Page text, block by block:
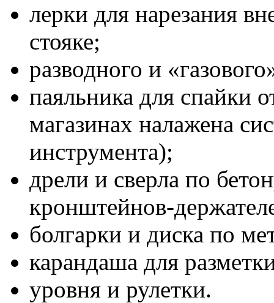
лерки для нарезания
стояке;
разводного и
паяльника для спайки
магазинах налажена
инструмента);
дрели и сверла по
кронштейнов-
болгарки и диска по
карандаша для
уровня и рулетки.